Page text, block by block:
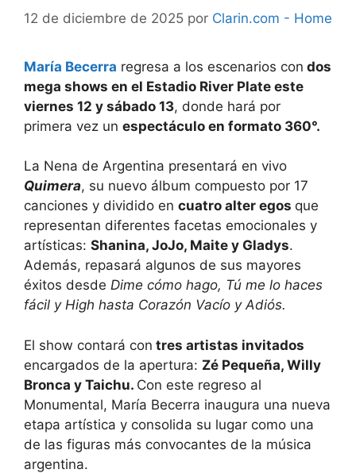
12 de diciembre de 2025 por Clarin.com - Home
María Becerra regresa a los escenarios con dos
mega shows en el Estadio River Plate este
viernes 12 y sábado 13, donde hará por
primera vez un espectáculo en formato 360°.
La Nena de Argentina presentará en vivo
Quimera, su nuevo álbum compuesto por 17
canciones y dividido en cuatro alter egos que
representan diferentes facetas emocionales y
artísticas: Shanina, JoJo, Maite y Gladys.
Además, repasará algunos de sus mayores
éxitos desde Dime cómo hago, Tú me lo haces
fácil y High hasta Corazón Vacío y Adiós.
El show contará con tres artistas invitados
encargados de la apertura: Zé Pequeña, Willy
Bronca y Taichu. Con este regreso al
Monumental, María Becerra inaugura una nueva
etapa artística y consolida su lugar como una
de las figuras más convocantes de la música
argentina.